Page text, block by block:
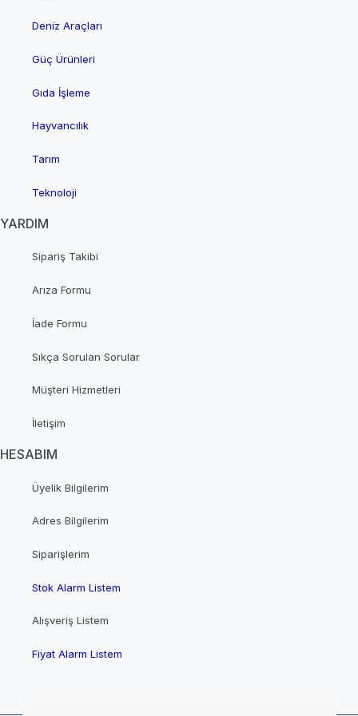
Deniz Araçları
Güç Ürünleri
Gıda İşleme
Hayvancılık
Tarım
Teknoloji
YARDIM
Sipariş Takibi
Arıza Formu
İade Formu
Sıkça Sorulan Sorular
Müşteri Hizmetleri
İletişim
HESABIM
Üyelik Bilgilerim
Adres Bilgilerim
Siparişlerim
Stok Alarm Listem
Alışveriş Listem
Fiyat Alarm Listem